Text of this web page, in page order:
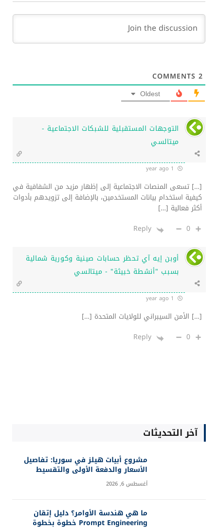
2
Oldest
التوجهات المستقبلية للشبكات الاجتماعية -
ميتالسي
[…] تسعى المنصات الاجتماعية إلى إظهار مزيد من الشفافية في
كيفية استخدام بيانات المستخدمين، بالإضافة إلى تزويدهم بأدوات
أكثر فعالية […]
0
Reply
أوبن إيه آي تحظر حسابات صينية وكورية شمالية
بسبب "أنشطة خبيثة" - ميتالسي
[…] الأمن السيبراني للولايات المتحدة […]
0
Reply
آخر التحديثات
مشروع أبيات هيلز في سوريا: تفاصيل
الأسعار والدفعة الأولى والتقسيط
أغسطس 6, 2026
ما هي هندسة الأوامر؟ دليل إتقان
Prompt Engineering خطوة بخطوة